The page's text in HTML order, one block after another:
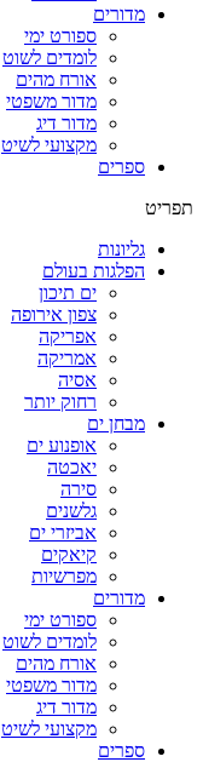
מדורים
ספורט ימי
לומדים לשוט
אורח מהים
מדור משפטי
מדור דיג
מקצועי לשיט
ספרים
תפריט
גליונות
הפלגות בעולם
ים תיכון
צפון אירופה
אפריקה
אמריקה
אסיה
רחוק יותר
מבחן ים
אופנוע ים
יאכטה
סירה
גלשנים
אביזרי ים
קיאקים
מפרשיות
מדורים
ספורט ימי
לומדים לשוט
אורח מהים
מדור משפטי
מדור דיג
מקצועי לשיט
ספרים